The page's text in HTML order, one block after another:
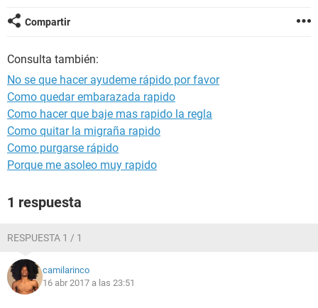
Compartir
Consulta también:
No se que hacer ayudeme rápido por favor
Como quedar embarazada rapido
Como hacer que baje mas rapido la regla
Como quitar la migraña rapido
Como purgarse rápido
Porque me asoleo muy rapido
1 respuesta
RESPUESTA 1 / 1
camilarinco
16 abr 2017 a las 23:51